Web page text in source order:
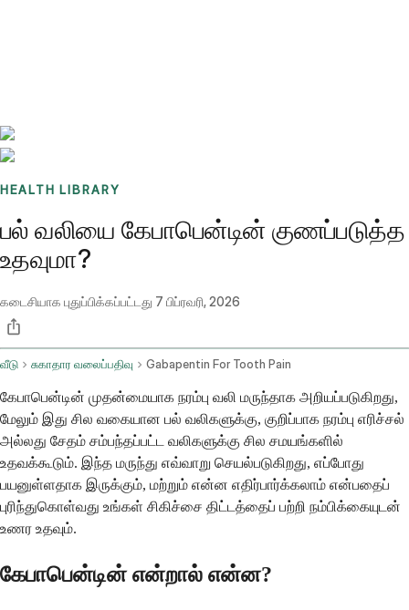
HEALTH LIBRARY
பல் வலியை கேபாபென்டின் குணப்படுத்த
உதவுமா?
கடைசியாக புதுப்பிக்கப்பட்டது 7 பிப்ரவரி, 2026
வீடு சுகாதார வலைப்பதிவு Gabapentin For Tooth Pain
கேபாபென்டின் முதன்மையாக நரம்பு வலி மருந்தாக அறியப்படுகிறது,
மேலும் இது சில வகையான பல் வலிகளுக்கு, குறிப்பாக நரம்பு எரிச்சல்
அல்லது சேதம் சம்பந்தப்பட்ட வலிகளுக்கு சில சமயங்களில்
உதவக்கூடும். இந்த மருந்து எவ்வாறு செயல்படுகிறது, எப்போது
பயனுள்ளதாக இருக்கும், மற்றும் என்ன எதிர்பார்க்கலாம் என்பதைப்
புரிந்துகொள்வது உங்கள் சிகிச்சை திட்டத்தைப் பற்றி நம்பிக்கையுடன்
உணர உதவும்.
கேபாபென்டின் என்றால் என்ன?